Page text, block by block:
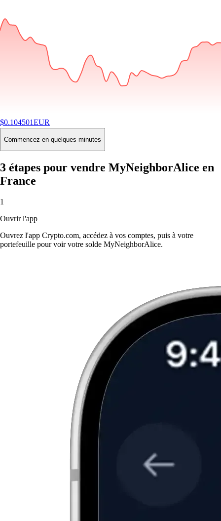
$0.104501EUR
-0.99%24H
Buy
Commencez en quelques minutes
3 étapes pour vendre MyNeighborAlice en
France
1
Ouvrir l'app
Ouvrez l'app Crypto.com, accédez à vos comptes, puis à votre
portefeuille pour voir votre solde MyNeighborAlice.